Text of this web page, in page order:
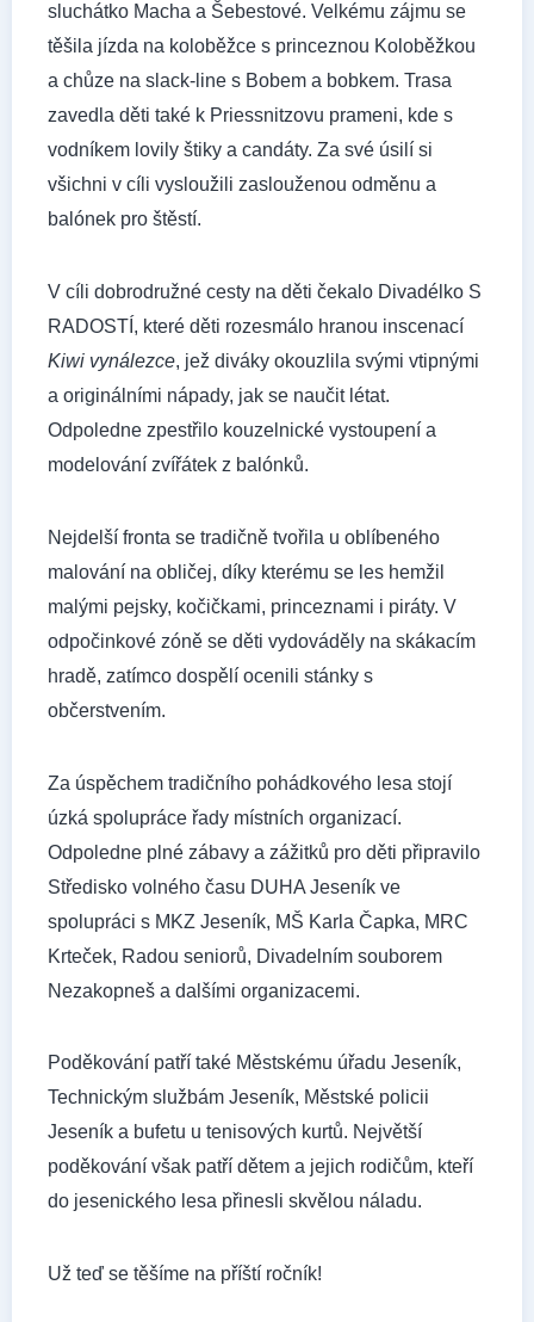
sluchátko Macha a Šebestové. Velkému zájmu se
těšila jízda na koloběžce s princeznou Koloběžkou
a chůze na slack-line s Bobem a bobkem. Trasa
zavedla děti také k Priessnitzovu prameni, kde s
vodníkem lovily štiky a candáty. Za své úsilí si
všichni v cíli vysloužili zaslouženou odměnu a
balónek pro štěstí.
V cíli dobrodružné cesty na děti čekalo Divadélko S
RADOSTÍ, které děti rozesmálo hranou inscenací
Kiwi vynálezce, jež diváky okouzlila svými vtipnými
a originálními nápady, jak se naučit létat.
Odpoledne zpestřilo kouzelnické vystoupení a
modelování zvířátek z balónků.
Nejdelší fronta se tradičně tvořila u oblíbeného
malování na obličej, díky kterému se les hemžil
malými pejsky, kočičkami, princeznami i piráty. V
odpočinkové zóně se děti vydováděly na skákacím
hradě, zatímco dospělí ocenili stánky s
občerstvením.
Za úspěchem tradičního pohádkového lesa stojí
úzká spolupráce řady místních organizací.
Odpoledne plné zábavy a zážitků pro děti připravilo
Středisko volného času DUHA Jeseník ve
spolupráci s MKZ Jeseník, MŠ Karla Čapka, MRC
Krteček, Radou seniorů, Divadelním souborem
Nezakopneš a dalšími organizacemi.
Poděkování patří také Městskému úřadu Jeseník,
Technickým službám Jeseník, Městské policii
Jeseník a bufetu u tenisových kurtů. Největší
poděkování však patří dětem a jejich rodičům, kteří
do jesenického lesa přinesli skvělou náladu.
Už teď se těšíme na příští ročník!